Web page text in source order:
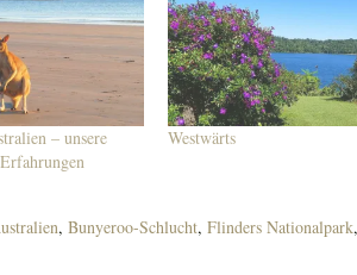
– unsere
Westwärts
, Bunyeroo-Schlucht, Flinders Nationalpark,